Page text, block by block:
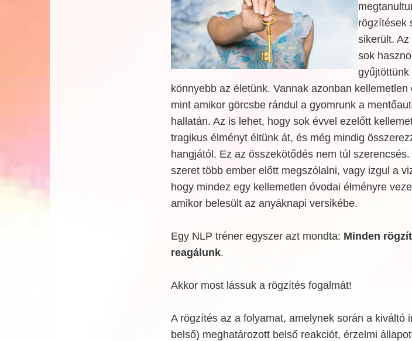
rögzítések
sikerült.
sok
gyűjtöttünk
könnyebb az életünk. Vannak azonban
mint amikor görcsbe rándul a gyomrunk a
hallatán. Az is lehet, hogy sok évvel ezelőtt
tragikus élményt éltünk át, és még mindig
hangjától. Ez az összekötődés nem túl
szeret több ember előtt megszólalni, vagy izgul a
hogy mindez egy kellemetlen óvodai élményre
amikor belesült az anyáknapi versikébe.
Egy NLP tréner egyszer azt mondta: Minden
reagálunk.
Akkor most lássuk a rögzítés fogalmát!
A rögzítés az a folyamat, amelynek során a kiváltó
belső) meghatározott belső reakciót, érzelmi